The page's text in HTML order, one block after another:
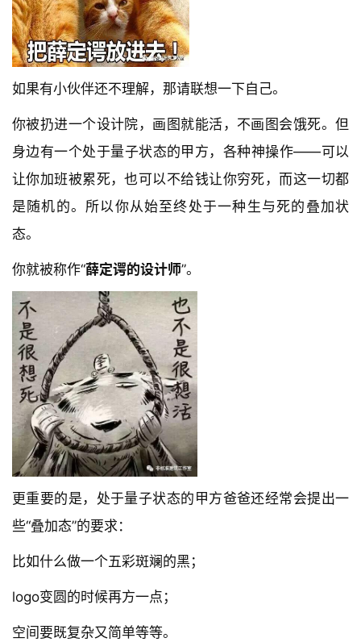
如果有小伙伴还不理解，那请联想一下自己。
你被扔进一个设计院，画图就能活，不画图会饿死。但
身边有一个处于量子状态的甲方，各种神操作——可以
让你加班被累死，也可以不给钱让你穷死，而这一切都
是随机的。所以你从始至终处于一种生与死的叠加状
态。
你就被称作“薛定谔的设计师”。
更重要的是，处于量子状态的甲方爸爸还经常会提出一
些“叠加态”的要求：
比如什么做一个五彩斑斓的黑；
logo变圆的时候再方一点；
空间要既复杂又简单等等。